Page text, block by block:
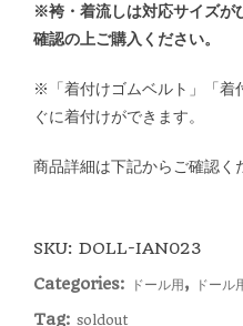
※袴・着流しは対応サイズが
確認の上ご購入ください。
※「着付けゴムベルト」「着
ぐに着付けができます。
商品詳細は下記からご確認く
SKU: DOLL-IAN023
Categories:
ドール用, ドール
Tag: soldout